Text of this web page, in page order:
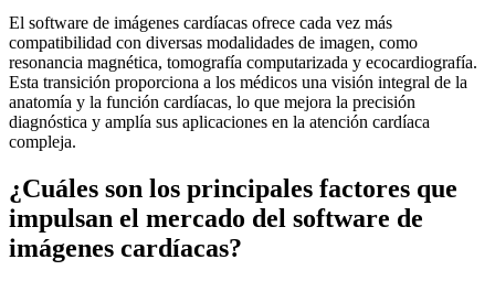
El software de imágenes cardíacas ofrece cada vez más
compatibilidad con diversas modalidades de imagen, como
resonancia magnética, tomografía computarizada y ecocardiografía.
Esta transición proporciona a los médicos una visión integral de la
anatomía y la función cardíacas, lo que mejora la precisión
diagnóstica y amplía sus aplicaciones en la atención cardíaca
compleja.
¿Cuáles son los principales factores que
impulsan el mercado del software de
imágenes cardíacas?